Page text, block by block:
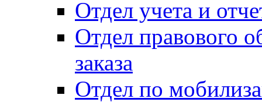
Отдел учета и
Отдел правового
заказа
Отдел по